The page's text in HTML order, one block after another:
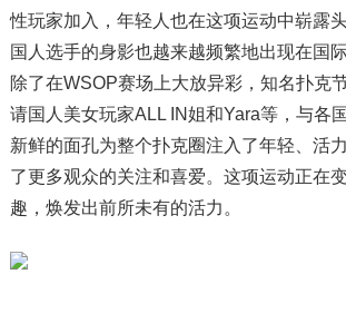
性玩家加入，年轻人也在这项运动中崭露
国人选手的身影也越来越频繁地出现在国
除了在WSOP赛场上大放异彩，知名扑克
请国人美女玩家ALL IN姐和Yara等，与各
新鲜的面孔为整个扑克圈注入了年轻、活
了更多观众的关注和喜爱。这项运动正在
趣，焕发出前所未有的活力。